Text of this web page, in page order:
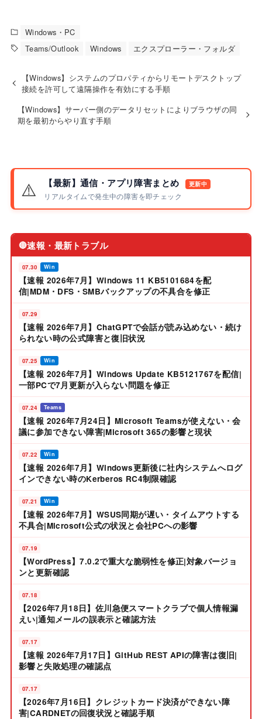
Windows・PC
Teams/Outlook
Windows エクスプローラー・フォルダ
【Windows】システムのプロパティからリモートデスクトップ
接続を許可して遠隔操作を有効にする手順
【Windows】サーバー側のデータリセットによりブラウザの同
期を最初からやり直す手順
⚠️ 【最新】通信・アプリ障害まとめ 更新中
リアルタイムで発生中の障害を即チェック
🔴速報・最新トラブル
07.30 Win
【速報 2026年7月】Windows 11 KB5101684を配
信|MDM・DFS・SMBバックアップの不具合を修正
07.29
【速報 2026年7月】ChatGPTで会話が読み込めない・続け
られない時の公式障害と復旧状況
07.25 Win
【速報 2026年7月】Windows Update KB5121767を配信|
一部PCで7月更新が入らない問題を修正
07.24 Teams
【速報 2026年7月24日】Microsoft Teamsが使えない・会
議に参加できない障害|Microsoft 365の影響と現状
07.22 Win
【速報 2026年7月】Windows更新後に社内システムへログ
インできない時のKerberos RC4制限確認
07.21 Win
【速報 2026年7月】WSUS同期が遅い・タイムアウトする
不具合|Microsoft公式の状況と会社PCへの影響
07.19
【WordPress】7.0.2で重大な脆弱性を修正|対象バージョ
ンと更新確認
07.18
【2026年7月18日】佐川急便スマートクラブで個人情報漏
えい|通知メールの誤表示と確認方法
07.17
【速報 2026年7月17日】GitHub REST APIの障害は復旧|
影響と失敗処理の確認点
07.17
【2026年7月16日】クレジットカード決済ができない障
害|CARDNETの回復状況と確認手順